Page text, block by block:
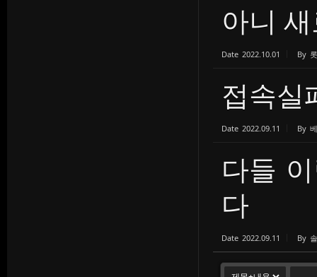
아니
Date 2022.10.01 By
접속실
Date 2022.09.11 By
다들
다
Date 2022.09.11 By